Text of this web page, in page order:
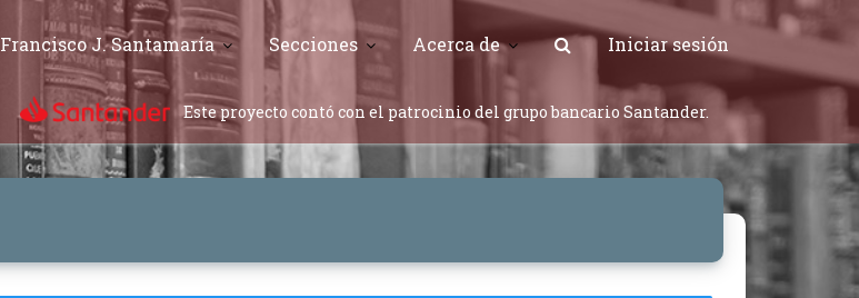
Francisco J. Santamaría Secciones Acerca de Iniciar sesión
Este proyecto contó con el patrocinio del grupo bancario Santander.